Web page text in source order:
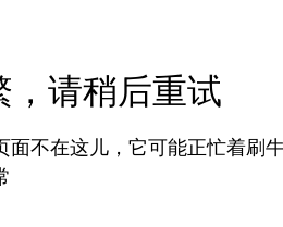
，请稍后重试
面不在这儿，它可能正忙着刷